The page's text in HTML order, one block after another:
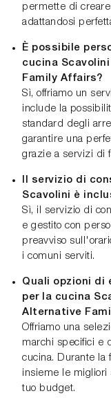
permette di
adattandosi
È possibile
cucina
Family Affairs?
Sì, offriamo un
include la
standard degli
garantire una
grazie a servizi di
Il servizio di
Scavolini è
Sì, il servizio di
e gestito con
preavviso
i comuni serviti.
Quali opzioni
per la cucina
Alternative
Offriamo una
marchi specifici e
cucina. Durante la
insieme le migliori
tuo budget.